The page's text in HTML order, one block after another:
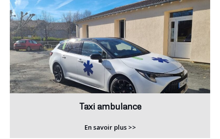
Taxi ambulance
En savoir plus >>